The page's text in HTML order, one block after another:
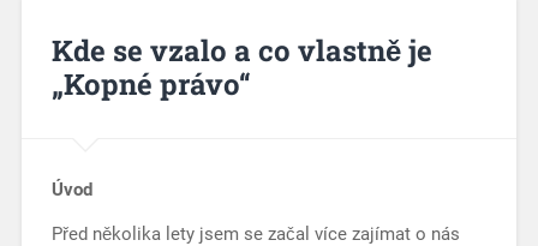
Kde se vzalo a co vlastně je
„Kopné právo“
Úvod
Před několika lety jsem se začal více zajímat o nás